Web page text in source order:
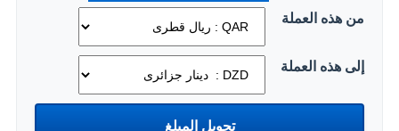
من هذه العملة
إلى هذه العملة